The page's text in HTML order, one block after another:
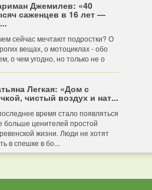
Джемилев: «40
саженцев в 16 лет —
сейчас мечтают подростки? О
вещах, о мотоциклах - обо
о чем угодно, но только не о
Легкая: «Дом с
чистый воздух и нат...
время стало появляться
больше ценителей простой
жизни. Люди не хотят
в спешке в бо...